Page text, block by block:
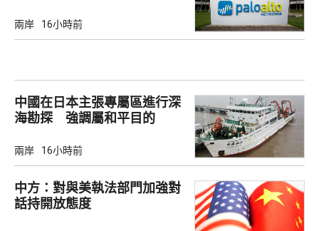
兩岸 16小時前
中國在日本主張專屬區進行深
海勘探 強調屬和平目的
兩岸 16小時前
中方：對與美執法部門加強對
話持開放態度